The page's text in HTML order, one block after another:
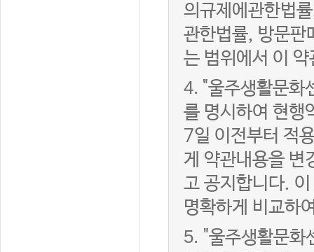
의규제에관한법
관한법률, 방문판
는 범위에서 이
4. "울주생활문화
를 명시하여 현행
7일 이전부터 적
게 약관내용을 변
고 공지합니다.
명확하게 비교하
5. "울주생활문화